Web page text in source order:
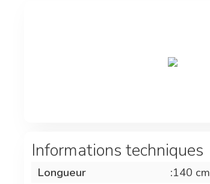
Informations techniques
Longueur :140 cm